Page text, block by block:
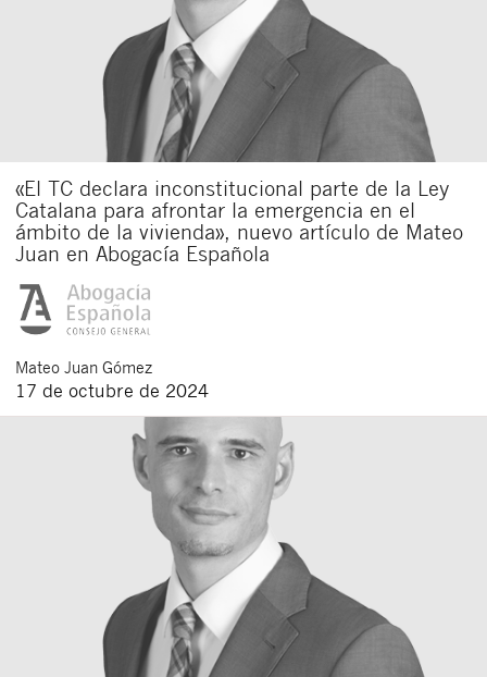
«El TC declara inconstitucional parte de la Ley
Catalana para afrontar la emergencia en el
ámbito de la vivienda», nuevo artículo de Mateo
Juan en Abogacía Española
Mateo Juan Gómez
17 de octubre de 2024